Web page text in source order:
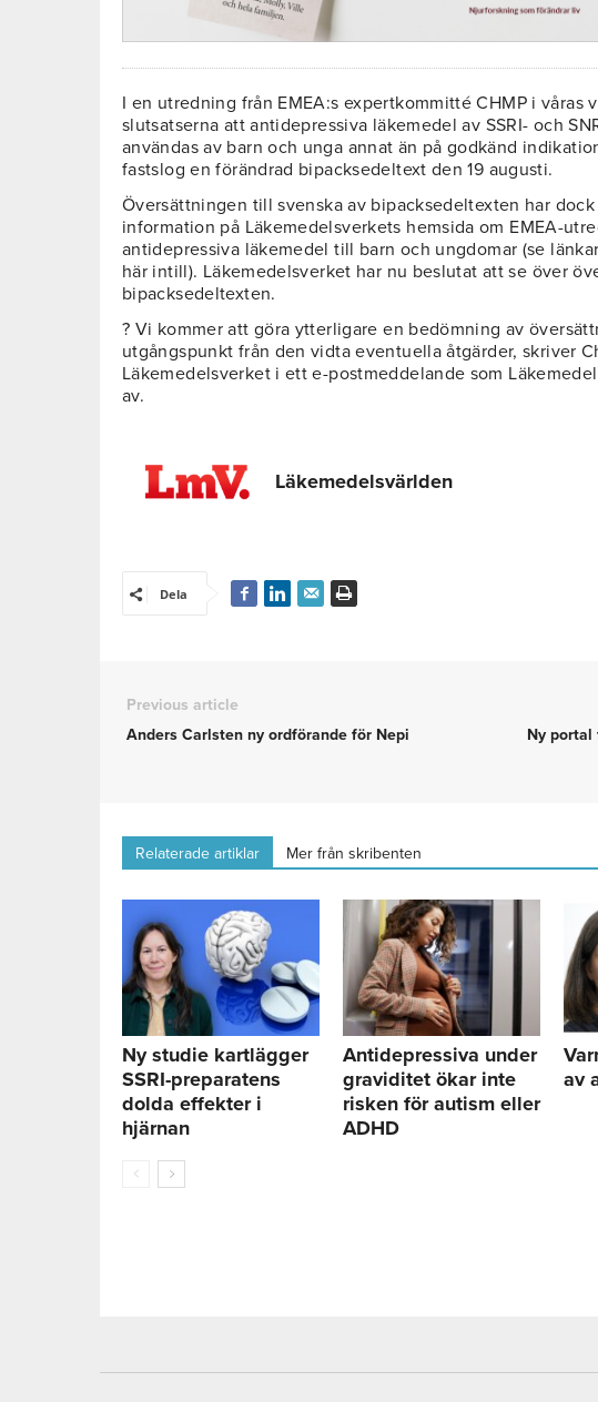
I en utredning från EMEA:s expertkommitté CHMP i våras
slutsatserna att antidepressiva läkemedel av SSRI- och
användas av barn och unga annat än på godkänd
fastslog en förändrad bipacksedeltext den 19 augusti.
Översättningen till svenska av bipacksedeltexten har
information på Läkemedelsverkets hemsida om EMEA-
antidepressiva läkemedel till barn och ungdomar (se
här intill). Läkemedelsverket har nu beslutat att se över
bipacksedeltexten.
? Vi kommer att göra ytterligare en bedömning av
utgångspunkt från den vidta eventuella åtgärder, skriver
Läkemedelsverket i ett e-postmeddelande som
av.
Läkemedelsvärlden
Dela
Previous article
Anders Carlsten ny ordförande för Nepi
Ny portal
Relaterade artiklar Mer från skribenten
Ny studie kartlägger
SSRI-preparatens
dolda effekter i
hjärnan
Antidepressiva under
graviditet ökar inte
risken för autism eller
ADHD
av